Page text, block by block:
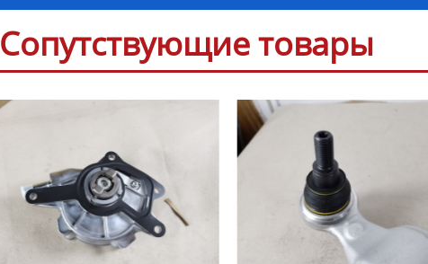
Сопутствующие товары